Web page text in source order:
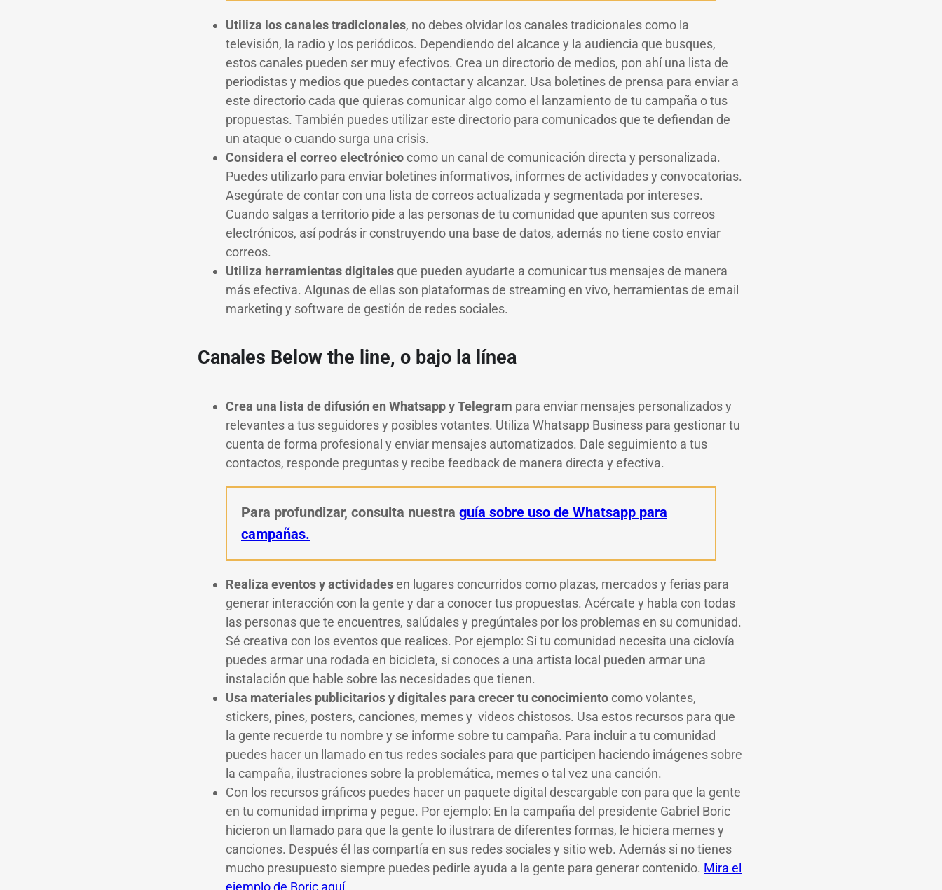
Utiliza los canales tradicionales, no debes olvidar los canales tradicionales como la
televisión, la radio y los periódicos. Dependiendo del alcance y la audiencia que busques,
estos canales pueden ser muy efectivos. Crea un directorio de medios, pon ahí una lista de
periodistas y medios que puedes contactar y alcanzar. Usa boletines de prensa para enviar a
este directorio cada que quieras comunicar algo como el lanzamiento de tu campaña o tus
propuestas. También puedes utilizar este directorio para comunicados que te defiendan de
un ataque o cuando surga una crisis.
Considera el correo electrónicocomo un canal de comunicación directa y personalizada.
Puedes utilizarlo para enviar boletines informativos, informes de actividades y convocatorias.
Asegúrate de contar con una lista de correos actualizada y segmentada por intereses.
Cuando salgas a territorio pide a las personas de tu comunidad que apunten sus correos
electrónicos, así podrás ir construyendo una base de datos, además no tiene costo enviar
correos.
Utiliza herramientas digitales que pueden ayudarte a comunicar tus mensajes de manera
más efectiva. Algunas de ellas son plataformas de streaming en vivo, herramientas de email
marketing y software de gestión de redes sociales.
Canales Below the line, o bajo la línea
Crea una lista de difusión en Whatsapp y Telegram para enviar mensajes personalizados y
relevantes a tus seguidores y posibles votantes. Utiliza Whatsapp Business para gestionar tu
cuenta de forma profesional y enviar mensajes automatizados. Dale seguimiento a tus
contactos, responde preguntas y recibe feedback de manera directa y efectiva.
Para profundizar, consulta nuestra guía sobre uso de Whatsapp para
campañas.
Realiza eventos y actividadesen lugares concurridos como plazas, mercados y ferias para
generar interacción con la gente y dar a conocer tus propuestas. Acércate y habla con todas
las personas que te encuentres, salúdales y pregúntales por los problemas en su comunidad.
Sé creativa con los eventos que realices. Por ejemplo: Si tu comunidad necesita una ciclovía
puedes armar una rodada en bicicleta, si conoces a una artista local pueden armar una
instalación que hable sobre las necesidades que tienen.
Usa materiales publicitarios y digitales para crecer tu conocimientocomo volantes,
stickers, pines, posters, canciones, memes y videos chistosos. Usa estos recursos para que
la gente recuerde tu nombre y se informe sobre tu campaña. Para incluir a tu comunidad
puedes hacer un llamado en tus redes sociales para que participen haciendo imágenes sobre
la campaña, ilustraciones sobre la problemática, memes o tal vez una canción.
Con los recursos gráficos puedes hacer un paquete digital descargable con para que la gente
en tu comunidad imprima y pegue. Por ejemplo: En la campaña del presidente Gabriel Boric
hicieron un llamado para que la gente lo ilustrara de diferentes formas, le hiciera memes y
canciones. Después él las compartía en sus redes sociales y sitio web. Además si no tienes
mucho presupuesto siempre puedes pedirle ayuda a la gente para generar contenido. Mira el
ejemplo de Boric aquí.